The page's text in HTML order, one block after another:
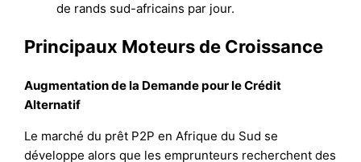
de rands sud-africains par jour.
Principaux Moteurs de Croissance
Augmentation de la Demande pour le Crédit
Alternatif
Le marché du prêt P2P en Afrique du Sud se
développe alors que les emprunteurs recherchent des